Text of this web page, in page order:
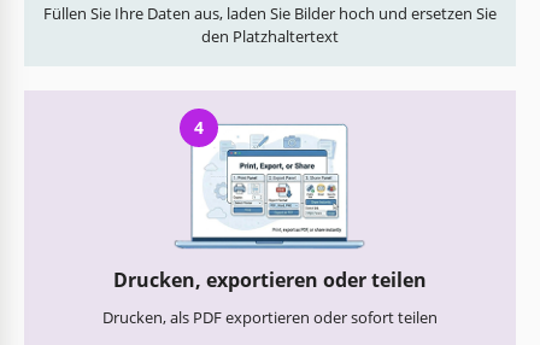
Füllen Sie Ihre Daten aus, laden Sie Bilder hoch und ersetzen Sie
den Platzhaltertext
4
Drucken, exportieren oder teilen
Drucken, als PDF exportieren oder sofort teilen